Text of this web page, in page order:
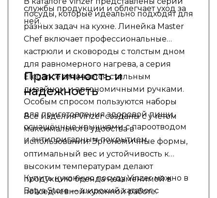
службы продукции и облегчает уход за
ней.
посуды, которые идеально подходят для
разных задач на кухне. Линейка Master
Chef включает профессиональные
кастрюли и сковороды с толстым дном
для равномерного нагрева, а серия
Elegance отличается стильным
дизайном и эргономичными ручками.
Особым спросом пользуются наборы
для приготовления здоровой пищи,
оснащённые крышками с пароотводом
и антипригарным покрытием.
Практичность и
надежность
Все изделия Vinzer созданы с учетом
максимального удобства в
использовании. Эргономичные формы,
оптимальный вес и устойчивость к
высоким температурам делают
продукцию бренда незаменимой в
повседневной кухонной работе.
Купить кухонную посуду Vinzer можно в
Batya Store — широкий каталог с